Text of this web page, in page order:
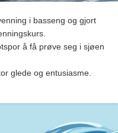
i basseng og gjort
å få prøve seg i sjøen
glede og entusiasme.